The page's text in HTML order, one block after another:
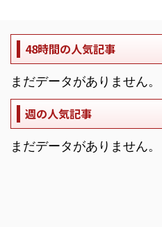
48時間の人気記事
まだデータがありません。
週の人気記事
まだデータがありません。